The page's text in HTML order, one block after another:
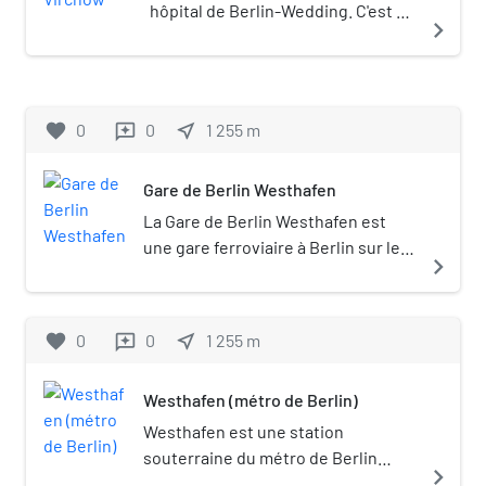
Hochschul Brauerei, soit l'université de
hôpital de Berlin-Wedding. C'est un
navigate_next
favorite 0 reviews 0 near_me 1 255 m
Gare de Berlin Westhafen
La Gare de Berlin Westhafen est
une gare ferroviaire à Berlin sur le
quartier de Moabit dans
proximité du port de l'Ouest qui lui
navigate_next
favorite 0 reviews 0 near_me 1 255 m
Westhafen (métro de Berlin)
Westhafen est une station
souterraine du métro de Berlin
navigate_next